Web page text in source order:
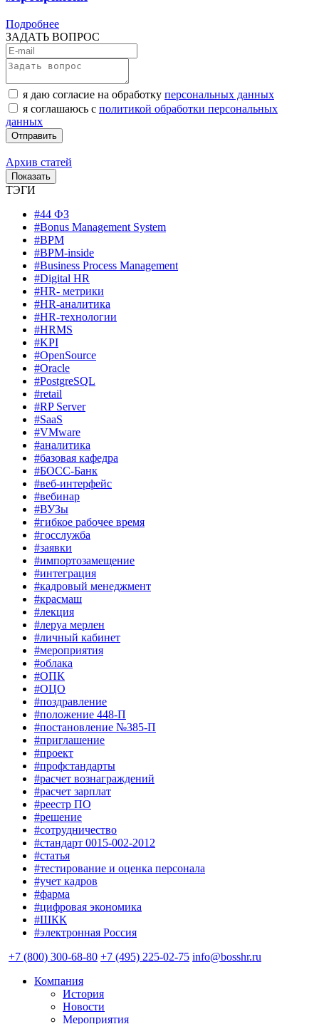
Подробнее
ЗАДАТЬ ВОПРОС
я даю согласие на обработку персональных данных
я соглашаюсь с политикой обработки персональных
данных
Архив статей
ТЭГИ
#44 ФЗ
#Bonus Management System
#BPM
#BPM-inside
#Business Process Management
#Digital HR
#HR- метрики
#HR-аналитика
#HR-технологии
#HRMS
#KPI
#OpenSource
#Oracle
#PostgreSQL
#retail
#RP Server
#SaaS
#VMware
#аналитика
#базовая кафедра
#БОСС-Банк
#веб-интерфейс
#вебинар
#ВУЗы
#гибкое рабочее время
#госслужба
#заявки
#импортозамещение
#интеграция
#кадровый менеджмент
#красмаш
#лекция
#леруа мерлен
#личный кабинет
#мероприятия
#облака
#ОПК
#ОЦО
#поздравление
#положение 448-П
#постановление №385-П
#приглашение
#проект
#профстандарты
#расчет вознаграждений
#расчет зарплат
#реестр ПО
#решение
#сотрудничество
#стандарт 0015-002-2012
#статья
#тестирование и оценка персонала
#учет кадров
#фарма
#цифровая экономика
#ШКК
#электронная Россия
+7 (800) 300-68-80 +7 (495) 225-02-75 info@bosshr.ru
Компания
История
Новости
Мероприятия